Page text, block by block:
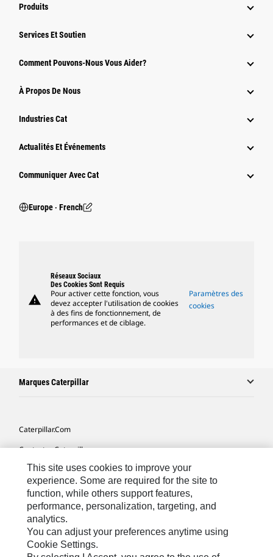
Produits
Services Et Soutien
Comment Pouvons-Nous Vous Aider?
À Propos De Nous
Industries Cat
Actualités Et Événements
Communiquer Avec Cat
Europe ‧ French
warning
Réseaux Sociaux
Des Cookies Sont Requis
Pour activer cette fonction, vous
devez accepter l'utilisation de cookies
à des fins de fonctionnement, de
performances et de ciblage.
Paramètres des
cookies
Marques Caterpillar
Caterpillar.com
Contacter Caterpillar
Mes Préférences Marketing
Plan Du Site
Cookie Settings
Légales
Confidentialité
This site uses cookies to improve your
experience. Some are required for the site to
function, while others support features,
performance, personalization, targeting, and
analytics.
You can adjust your preferences anytime using
Cookie Settings.